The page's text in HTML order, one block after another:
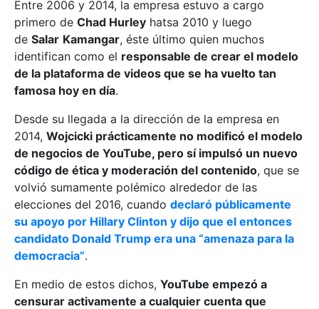
Entre 2006 y 2014, la empresa estuvo a cargo
primero de Chad Hurley hatsa 2010 y luego
de Salar Kamangar, éste último quien muchos
identifican como el responsable de crear el modelo
de la plataforma de videos que se ha vuelto tan
famosa hoy en día.
Desde su llegada a la dirección de la empresa en
2014, Wojcicki prácticamente no modificó el modelo
de negocios de YouTube, pero sí impulsó un nuevo
código de ética y moderación del contenido, que se
volvió sumamente polémico alrededor de las
elecciones del 2016, cuando declaró públicamente
su apoyo por Hillary Clinton y dijo que el entonces
candidato Donald Trump era una “amenaza para la
democracia”.
En medio de estos dichos, YouTube empezó a
censurar activamente a cualquier cuenta que